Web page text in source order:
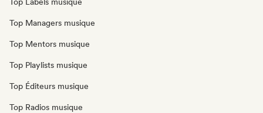
Top Managers musique
Top Mentors musique
Top Playlists musique
Top Éditeurs musique
Top Radios musique